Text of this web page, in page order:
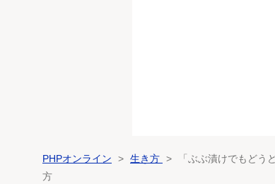
PHPオンライン 生き方
「ぶぶ漬けでもど
方